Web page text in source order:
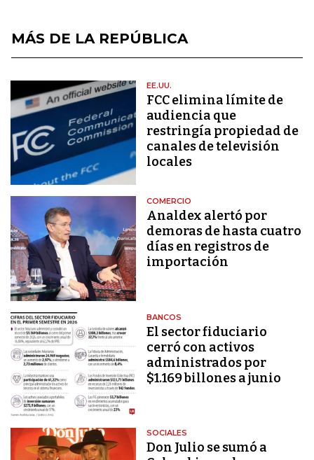
MÁS DE LA REPÚBLICA
EE.UU.
FCC elimina límite de
audiencia que
restringía propiedad de
canales de televisión
locales
COMERCIO
Analdex alertó por
demoras de hasta cuatro
días en registros de
importación
BANCOS
El sector fiduciario
cerró con activos
administrados por
$1.169 billones a junio
SOCIALES
Don Julio se sumó a